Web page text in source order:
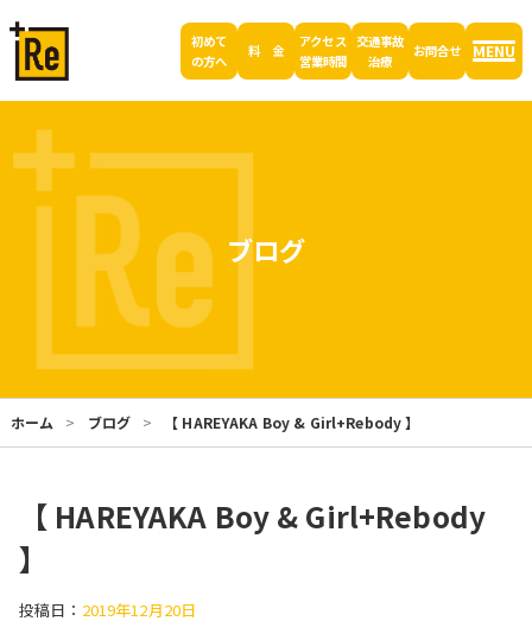
初めて
の方へ
料 金
アクセス
営業時間
交通事故
治療
お問合せ MENU
ブログ
ホーム ブログ 【 HAREYAKA Boy & Girl+Rebody 】
【 HAREYAKA Boy & Girl+Rebody
】
投稿日： 2019年12月20日